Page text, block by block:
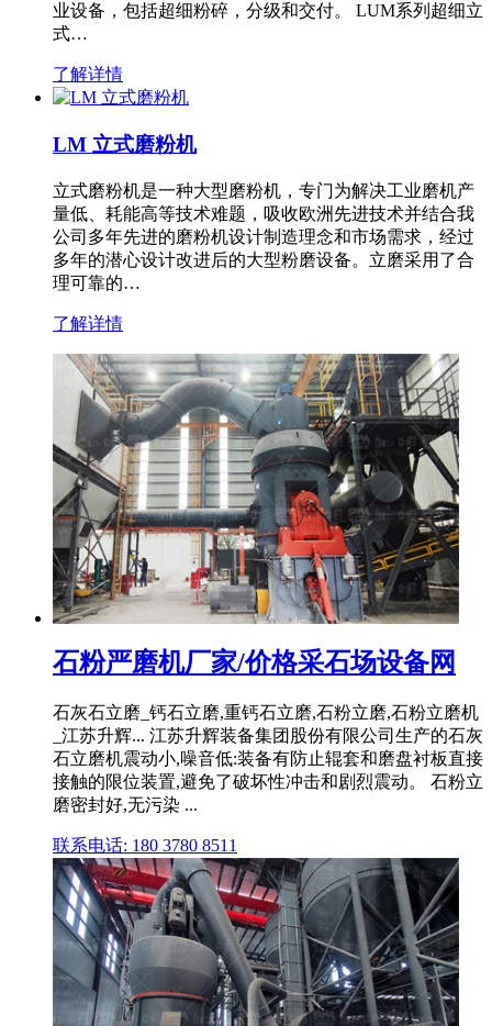
业设备，包括超细粉碎，分级和交付。 LUM系列超细立
式…
了解详情
LM 立式磨粉机
立式磨粉机是一种大型磨粉机，专门为解决工业磨机产
量低、耗能高等技术难题，吸收欧洲先进技术并结合我
公司多年先进的磨粉机设计制造理念和市场需求，经过
多年的潜心设计改进后的大型粉磨设备。立磨采用了合
理可靠的…
了解详情
石粉严磨机厂家/价格采石场设备网
石灰石立磨_钙石立磨,重钙石立磨,石粉立磨,石粉立磨机
_江苏升辉... 江苏升辉装备集团股份有限公司生产的石灰
石立磨机震动小,噪音低:装备有防止辊套和磨盘衬板直接
接触的限位装置,避免了破坏性冲击和剧烈震动。 石粉立
磨密封好,无污染 ...
联系电话: 180 3780 8511